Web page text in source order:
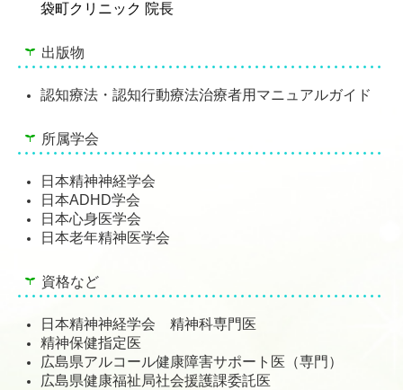
袋町クリニック 院長
出版物
認知療法・認知行動療法治療者用マニュアルガイド
所属学会
日本精神神経学会
日本ADHD学会
日本心身医学会
日本老年精神医学会
資格など
日本精神神経学会 精神科専門医
精神保健指定医
広島県アルコール健康障害サポート医（専門）
広島県健康福祉局社会援護課委託医